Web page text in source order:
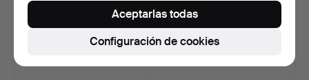
BRITT-LOUISE SUNDELL.
Relieve de pared, ce…
64 USD
FUENTE, porcelana, "Birds
of paradise", Ta…
Estimación
Configuración de cookies
Aceptarlas todas